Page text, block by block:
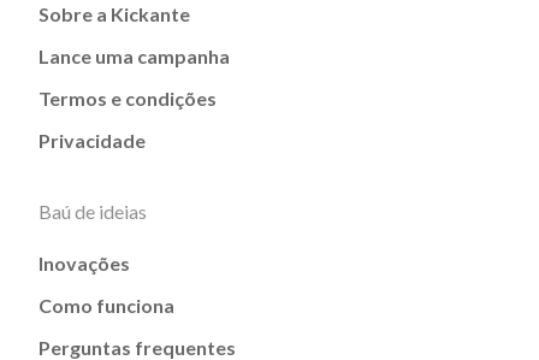
Sobre a Kickante
Lance uma campanha
Termos e condições
Privacidade
Baú de ideias
Inovações
Como funciona
Perguntas frequentes